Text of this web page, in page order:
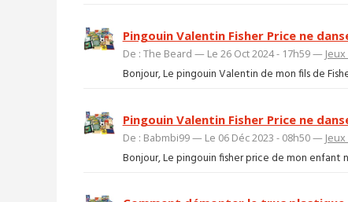
Pingouin Valentin Fisher Price ne
De : The Beard — Le 26 Oct 2024 - 17h59 —
Bonjour, Le pingouin Valentin de mon fils de
Pingouin Valentin Fisher Price ne
De : Babmbi99 — Le 06 Déc 2023 - 08h50 —
Bonjour, Le pingouin fisher price de mon enfant